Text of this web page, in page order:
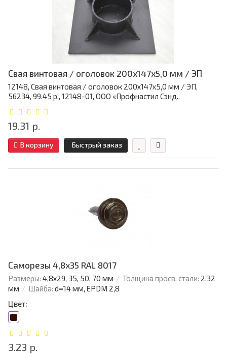
Свая винтовая / оголовок 200x147x5,0 мм / ЭП
12148, Свая винтовая / оголовок 200x147x5,0 мм / ЭП,
56234, 99.45 р., 12148-01, ООО «Профнастил Сэнд..
19.31 р.
В корзину Быстрый заказ
Саморезы 4,8х35 RAL 8017
Размеры: 4,8х29, 35, 50, 70 мм Толщина просв. стали: 2,32
мм
Шайба: d=14 мм, EPDM 2,8
Цвет:
3.23 р.